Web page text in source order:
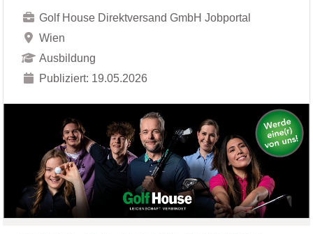
Golf House Direktversand GmbH Jobportal
Wien
Ausbildung
Publiziert: 19.05.2026